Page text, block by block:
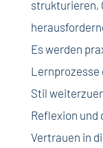
strukturieren,
Es werden
Lernprozesse
Stil
Reflexion und
Vertrauen in